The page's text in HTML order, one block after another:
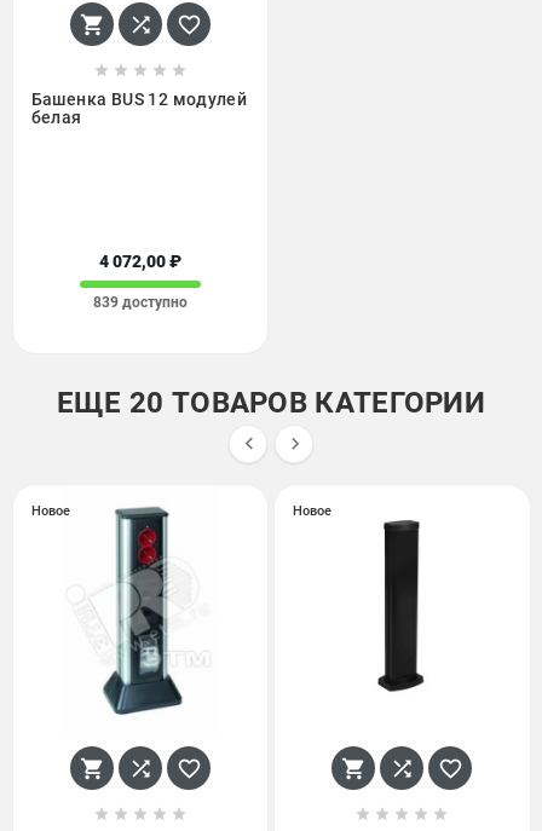
  
    
Башенка BUS 12 модулей
белая
4 072,00 ₽
839 доступно
ЕЩЕ 20 ТОВАРОВ КАТЕГОРИИ
 
Новое
  
    
Новое
  
    